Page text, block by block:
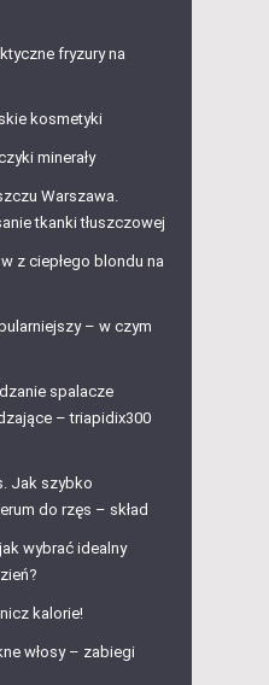
fryzury na
kosmetyki
minerały
Warszawa.
tkanki tłuszczowej
z ciepłego blondu na
– w czym
spalacze
– triapidix300
Jak szybko
do rzęs – skład
wybrać idealny
kalorie!
włosy – zabiegi